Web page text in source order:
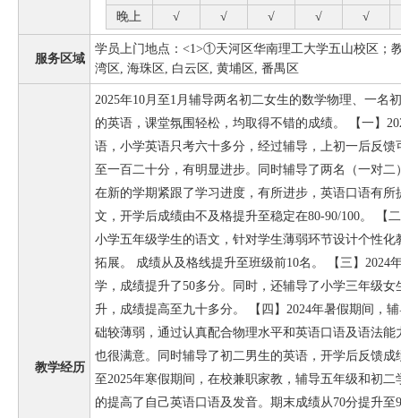
晚上
√ √ √ √ √
服务区域
学员上门地点：<1>①天河区华南理工大学五山校区 ；
湾区, 海珠区, 白云区, 黄埔区, 番禺区
教学经历
2025年10月至1月辅导两名初二女生的数学物理、一名
的英语，课堂氛围轻松，均取得不错的成绩。 【一】
语，小学英语只考六十多分，经过辅导，上初一后反
至一百二十分，有明显进步。同时辅导了两名（一对
在新的学期紧跟了学习进度，有所进步，英语口语有
文，开学后成绩由不及格提升至稳定在80-90/100。 【
小学五年级学生的语文，针对学生薄弱环节设计个性
拓展。 成绩从及格线提升至班级前10名。 【三】2024
学，成绩提升了50多分。同时，还辅导了小学三年级
升，成绩提高至九十多分。 【四】2024年暑假期间，
础较薄弱，通过认真配合物理水平和英语口语及语法
也很满意。同时辅导了初二男生的英语，开学后反馈成
至2025年寒假期间，在校兼职家教，辅导五年级和初
的提高了自己英语口语及发音。期末成绩从70分提升